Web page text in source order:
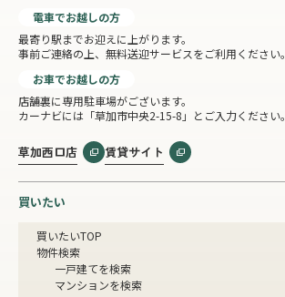
電車でお越しの方
最寄り駅までお迎えに上がります。
事前ご連絡の上、無料送迎サービスをご利用ください。
お車でお越しの方
店舗裏に専用駐車場がございます。
カーナビには「草加市中央2-15-8」とご入力ください。
草加西口店 賃貸サイト
買いたい
買いたいTOP
物件検索
一戸建てを検索
マンションを検索